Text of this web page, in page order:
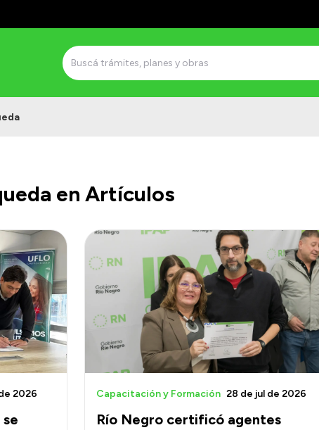
en Artículos
2026
Río Negro certificó agentes
Capacitación y Formación 28 de jul de 2026